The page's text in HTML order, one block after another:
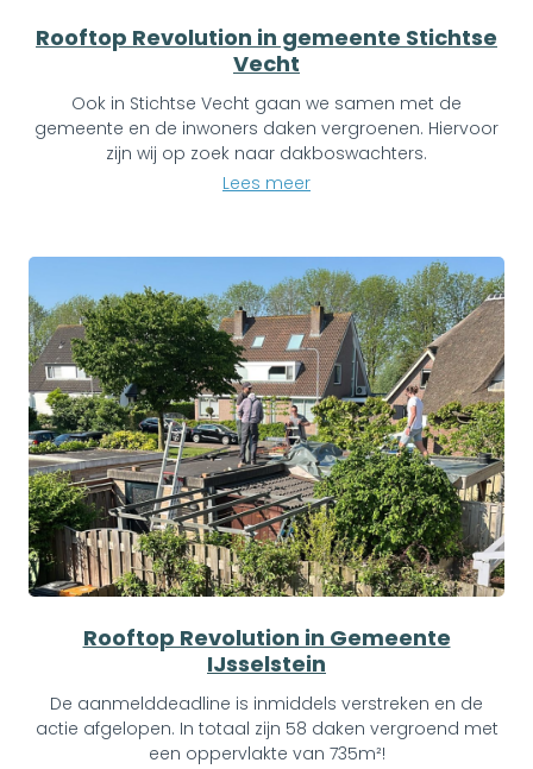
Rooftop Revolution in gemeente Stichtse
Vecht
Ook in Stichtse Vecht gaan we samen met de
gemeente en de inwoners daken vergroenen. Hiervoor
zijn wij op zoek naar dakboswachters.
Lees meer
Rooftop Revolution in Gemeente
IJsselstein
De aanmelddeadline is inmiddels verstreken en de
actie afgelopen. In totaal zijn 58 daken vergroend met
een oppervlakte van 735m²!